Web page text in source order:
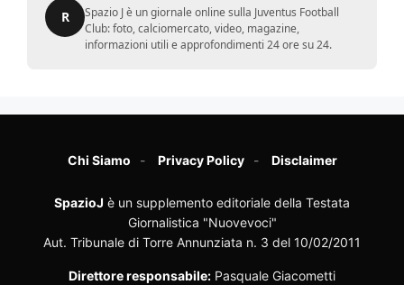
R
Spazio J è un giornale online sulla Juventus Football
Club: foto, calciomercato, video, magazine,
informazioni utili e approfondimenti 24 ore su 24.
Chi Siamo Privacy Policy Disclaimer
SpazioJ è un supplemento editoriale della Testata
Giornalistica "Nuovevoci"
Aut. Tribunale di Torre Annunziata n. 3 del 10/02/2011
Direttore responsabile: Pasquale Giacometti